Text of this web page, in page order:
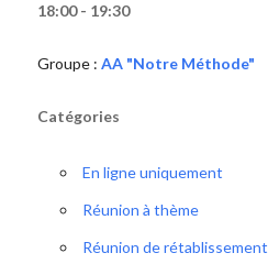
18:00 - 19:30
Groupe : AA "Notre Méthode"
Catégories
En ligne uniquement
Réunion à thème
Réunion de rétablissement